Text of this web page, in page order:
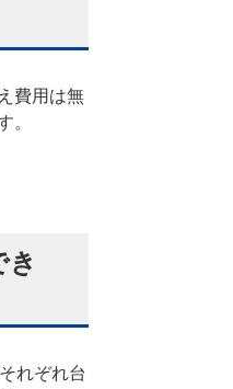
費用は無
。
れぞれ台